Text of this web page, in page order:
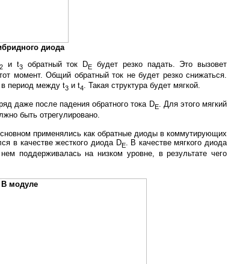
диода
2 и t3обратный ток DЕ
будет резко падать. Это вызовет
момент. Общий обратный ток не будет резко снижаться.
период между t3 и t4. Такая структура будет мягкой.
даже после падения обратного тока DЕ. Для этого мягкий
быть отрегулировано.
применялись как обратные диоды в коммутирующих
в качестве жесткого диода DЕ. В качестве мягкого диода
поддерживалась на низком уровне, в результате чего